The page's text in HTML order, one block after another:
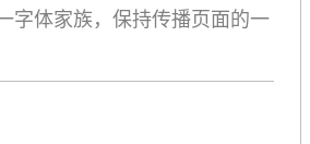
字体家族，保持传播页面的一